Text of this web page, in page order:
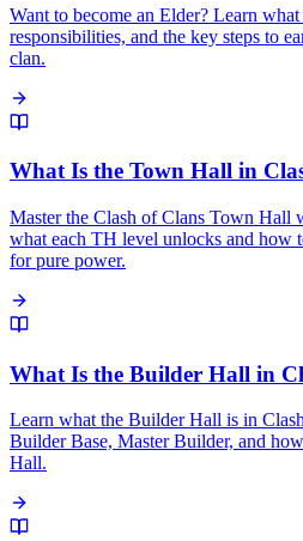
Want to become an Elder? Learn
responsibilities, and the key steps to
clan.
What Is the Town Hall in
Master the Clash of Clans Town Hall
what each TH level unlocks and how
for pure power.
What Is the Builder Hall in
Learn what the Builder Hall is in
Builder Base, Master Builder, and
Hall.